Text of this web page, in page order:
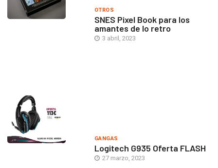
OTROS
SNES Pixel Book para los
amantes de lo retro
3 abril, 2023
GANGAS
Logitech G935 Oferta FLASH
27 marzo, 2023